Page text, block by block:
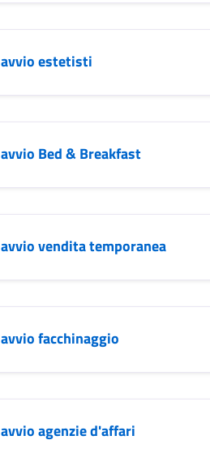
avvio estetisti
avvio Bed & Breakfast
avvio vendita temporanea
avvio facchinaggio
avvio agenzie d'affari